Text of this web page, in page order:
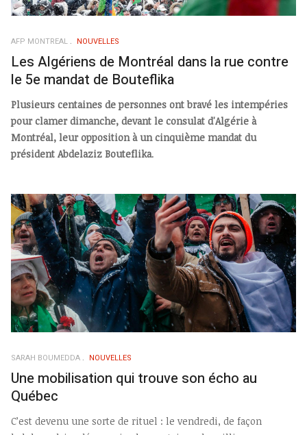
AFP MONTREAL NOUVELLES
Les Algériens de Montréal dans la rue contre
le 5e mandat de Bouteflika
Plusieurs centaines de personnes ont bravé les intempéries
pour clamer dimanche, devant le consulat d'Algérie à
Montréal, leur opposition à un cinquième mandat du
président Abdelaziz Bouteflika.
SARAH BOUMEDDA NOUVELLES
Une mobilisation qui trouve son écho au
Québec
C’est devenu une sorte de rituel : le vendredi, de façon